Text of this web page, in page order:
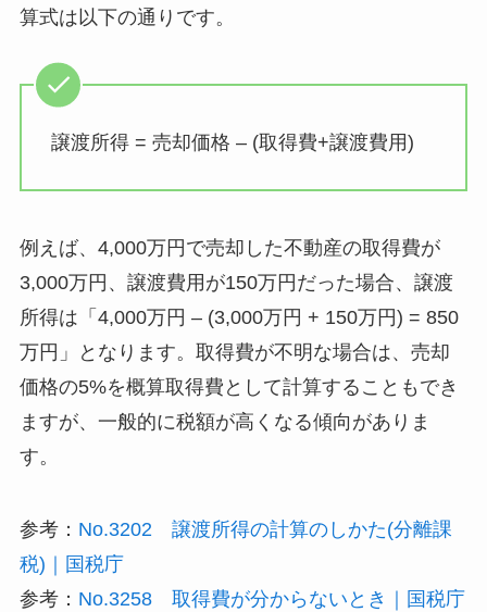
算式は以下の通りです。
譲渡所得 = 売却価格 – (取得費+譲渡費用)
例えば、4,000万円で売却した不動産の取得費が
3,000万円、譲渡費用が150万円だった場合、譲渡
所得は「4,000万円 – (3,000万円 + 150万円) = 850
万円」となります。取得費が不明な場合は、売却
価格の5%を概算取得費として計算することもでき
ますが、一般的に税額が高くなる傾向がありま
す。
参考： No.3202 譲渡所得の計算のしかた(分離課
税)｜国税庁
参考： No.3258 取得費が分からないとき｜国税庁